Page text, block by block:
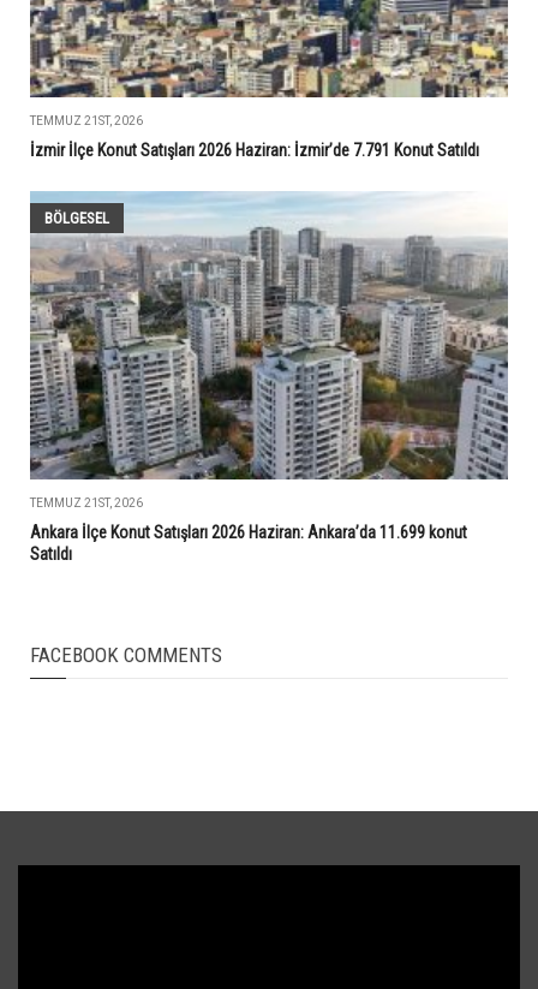
TEMMUZ 21ST, 2026
İzmir İlçe Konut Satışları 2026 Haziran: İzmir’de 7.791 Konut Satıldı
BÖLGESEL
TEMMUZ 21ST, 2026
Ankara İlçe Konut Satışları 2026 Haziran: Ankara’da 11.699 konut
Satıldı
FACEBOOK COMMENTS